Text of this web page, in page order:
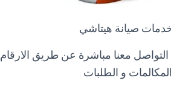
صيانة هيتاشي
معنا مباشرة عن طريق
المكالمات و الطلبات